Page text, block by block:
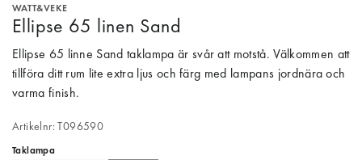
WATT&VEKE
Ellipse 65 linen Sand
Ellipse 65 linne Sand taklampa är svår att motstå. Välkommen att
tillföra ditt rum lite extra ljus och färg med lampans jordnära och
varma finish.
Artikelnr: T096590
Taklampa